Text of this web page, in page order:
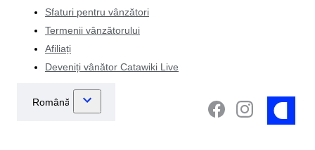
Sfaturi pentru vânzători
Termenii vânzătorului
Afiliați
Deveniți vânător Catawiki Live